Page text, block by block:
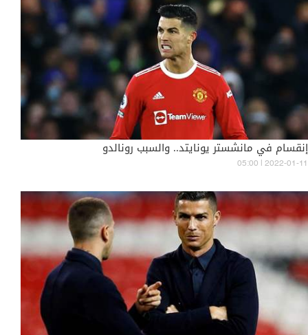
إنقسام في مانشستر يونايتد.. والسبب رونالدو
05:00 | 2022-01-11